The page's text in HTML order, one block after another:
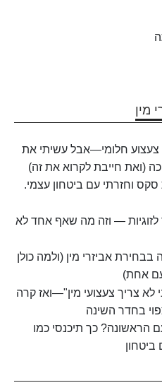
צעצוע חלומי—אבל עשיתי את
(ואת חייבת לקרוא את זה)
וחזרתי עם ביטחון עצמי.
לזוגיות — וזה מה שאף אחד לא
בבחירת אביזרי מין (ולמה כולן
אחת)
לא צריך צעצועי מין"—ואז קרה
בחדר השינה
הראשונה? כך תיכנסי כמו